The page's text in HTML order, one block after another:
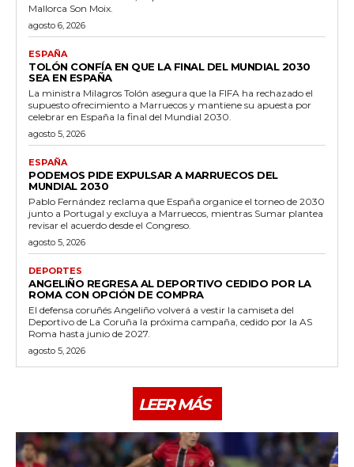
Mallorca Son Moix.
agosto 6, 2026
ESPAÑA
TOLÓN CONFÍA EN QUE LA FINAL DEL MUNDIAL 2030
SEA EN ESPAÑA
La ministra Milagros Tolón asegura que la FIFA ha rechazado el
supuesto ofrecimiento a Marruecos y mantiene su apuesta por
celebrar en España la final del Mundial 2030.
agosto 5, 2026
ESPAÑA
PODEMOS PIDE EXPULSAR A MARRUECOS DEL
MUNDIAL 2030
Pablo Fernández reclama que España organice el torneo de 2030
junto a Portugal y excluya a Marruecos, mientras Sumar plantea
revisar el acuerdo desde el Congreso.
agosto 5, 2026
DEPORTES
ANGELIÑO REGRESA AL DEPORTIVO CEDIDO POR LA
ROMA CON OPCIÓN DE COMPRA
El defensa coruñés Angeliño volverá a vestir la camiseta del
Deportivo de La Coruña la próxima campaña, cedido por la AS
Roma hasta junio de 2027.
agosto 5, 2026
LEER MÁS